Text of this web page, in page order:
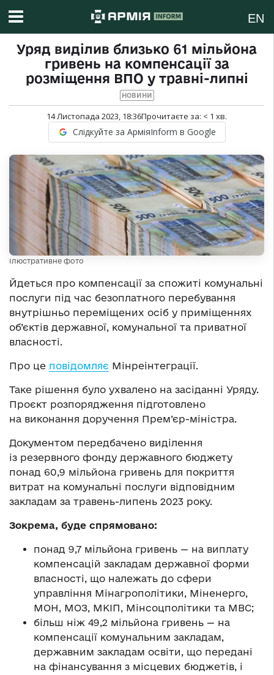
EN
Уряд виділив близько 61 мільйона
гривень на компенсації за
розміщення ВПО у травні-липні
НОВИНИ
14 Листопада 2023, 18:36Прочитаєте за: < 1 хв.
Слідкуйте за АрміяInform в Google
Ілюстративне фото
Йдеться про компенсації за спожиті комунальні
послуги під час безоплатного перебування
внутрішньо переміщених осіб у приміщеннях
об’єктів державної, комунальної та приватної
власності.
Про це повідомляє Мінреінтеграції.
Таке рішення було ухвалено на засіданні Уряду.
Проєкт розпорядження підготовлено
на виконання доручення Прем’єр-міністра.
Документом передбачено виділення
із резервного фонду державного бюджету
понад 60,9 мільйона гривень для покриття
витрат на комунальні послуги відповідним
закладам за травень-липень 2023 року.
Зокрема, буде спрямовано:
понад 9,7 мільйона гривень — на виплату
компенсацій закладам державної форми
власності, що належать до сфери
управління Мінагрополітики, Міненерго,
МОН, МОЗ, МКІП, Мінсоцполітики та МВС;
більш ніж 49,2 мільйона гривень — на
компенсації комунальним закладам,
державним закладам освіти, що передані
на фінансування з місцевих бюджетів, і